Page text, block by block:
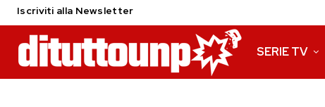
Iscriviti alla Newsletter
SERIE TV